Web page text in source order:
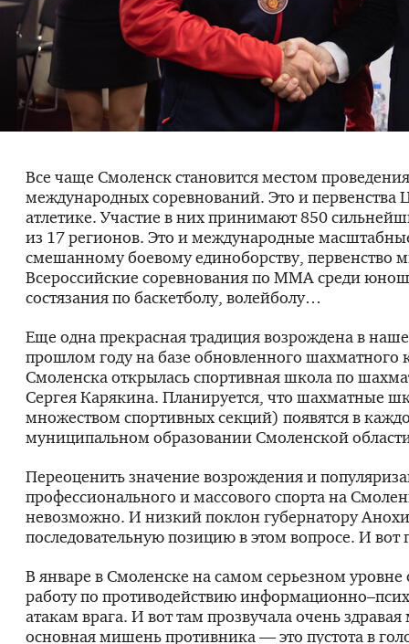
Все чаще Смоленск становится местом
международных соревнований. Это и первенства
атлетике. Участие в них принимают 850
из 17 регионов. Это и международные
смешанному боевому единоборству, первенство
Всероссийские соревнования по ММА среди
состязания по баскетболу, волейболу…
Еще одна прекрасная традиция возрождена в
прошлом году на базе обновленного шахматного
Смоленска открылась спортивная школа по
Сергея Карякина. Планируется, что шахматные
множеством спортивных секций) появятся в
муниципальном образовании Смоленской
Переоценить значение возрождения и
профессионального и массового спорта на
невозможно. И низкий поклон губернатору
последовательную позицию в этом вопросе. И вот
В январе в Смоленске на самом серьезном уровне
работу по противодействию
атакам врага. И вот там прозвучала очень
основная мишень противника — это пустота в